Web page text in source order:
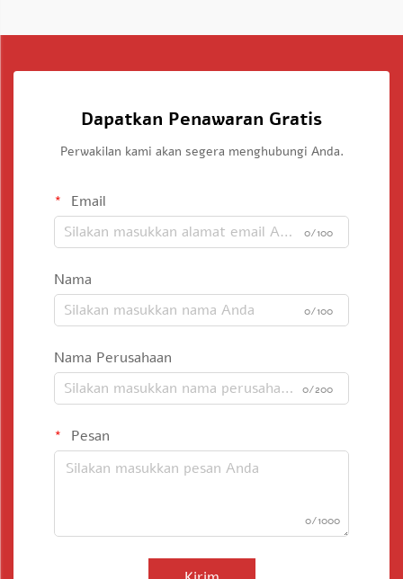
Dapatkan Penawaran Gratis
Perwakilan kami akan segera menghubungi Anda.
Email
0/100
Nama
0/100
Nama Perusahaan
0/200
Pesan
0/1000